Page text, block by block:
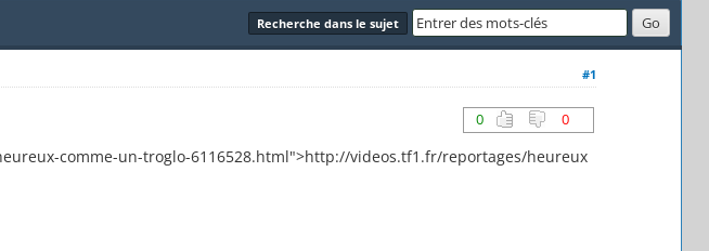
Recherche dans le sujet
#1
0 0
comme-un-troglo-6116528.html">http://videos.tf1.fr/reportages/heureux